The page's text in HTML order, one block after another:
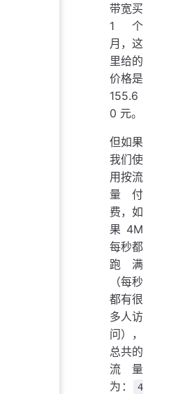
带宽买
1 个
月，这
里给的
价格是
155.6
0 元。
但如果
我们使
用按流
量付
费，如
果 4M
每秒都
跑满
（每秒
都有很
多人访
问），
总共的
流量
为：
4